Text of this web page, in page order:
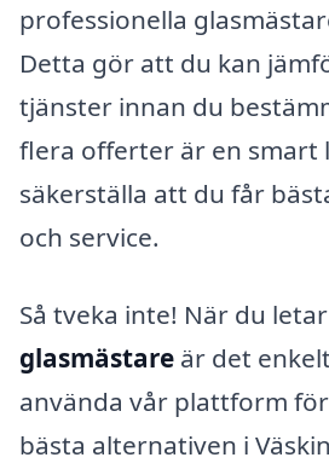
professionella
Detta gör att du kan
tjänster innan du
flera offerter är en smart
säkerställa att du får
och service.
Så tveka inte! När du
glasmästare är det
använda vår plattform
bästa alternativen i